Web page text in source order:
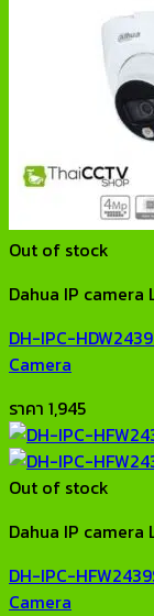
Out of stock
Dahua IP camera
DH-IPC-
Camera
ราคา 1,945
Out of stock
Dahua IP camera
DH-IPC-
Camera